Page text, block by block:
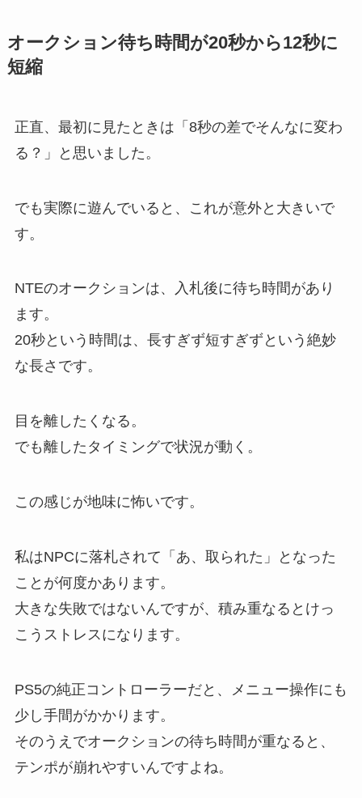
オークション待ち時間が20秒から12秒に
短縮
正直、最初に見たときは「8秒の差でそんなに変わ
る？」と思いました。
でも実際に遊んでいると、これが意外と大きいで
す。
NTEのオークションは、入札後に待ち時間があり
ます。
20秒という時間は、長すぎず短すぎずという絶妙
な長さです。
目を離したくなる。
でも離したタイミングで状況が動く。
この感じが地味に怖いです。
私はNPCに落札されて「あ、取られた」となった
ことが何度かあります。
大きな失敗ではないんですが、積み重なるとけっ
こうストレスになります。
PS5の純正コントローラーだと、メニュー操作にも
少し手間がかかります。
そのうえでオークションの待ち時間が重なると、
テンポが崩れやすいんですよね。